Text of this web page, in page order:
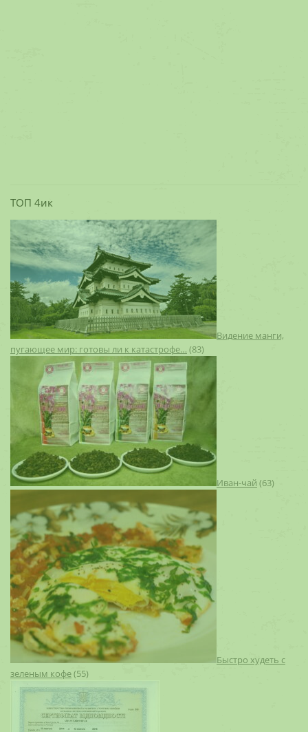
ТОП 4ик
Видение манги,
пугающее мир: готовы ли к катастрофе… (83)
Иван-чай (63)
Быстро худеть с
зеленым кофе(55)